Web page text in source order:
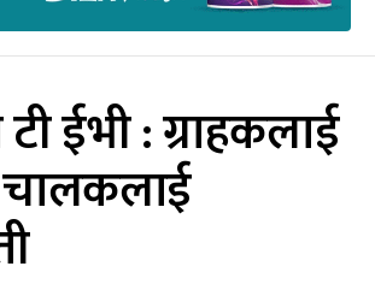
ईभी : ग्राहकलाई